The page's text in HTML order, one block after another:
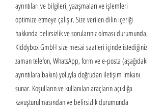
ayrıntıları ve bilgileri, yazışmaları ve işlemleri
optimize etmeye çalışır. Size verilen dilin içeriği
hakkında belirsizlik ve sorularınız olması durumunda,
Kiddybox GmbH size mesai saatleri içinde istediğiniz
zaman telefon, WhatsApp, form ve e-posta (aşağıdaki
ayrıntılara bakın) yoluyla doğrudan iletişim imkanı
sunar. Koşulların ve kullanılan araçların açıklığa
kavuşturulmasından ve belirsizlik durumunda